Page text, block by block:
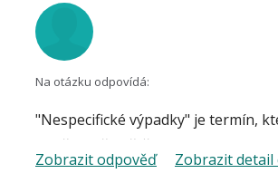
Na otázku odpovídá:
"Nespecifické výpadky" je termín,
používá při zjištění takových
změn v zorném poli, které
Zobrazit odpověď Zobrazit detail